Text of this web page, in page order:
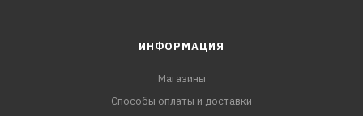
ИНФОРМАЦИЯ
Магазины
Способы оплаты и доставки